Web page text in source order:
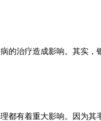
的治疗造成影响。其实，
都有着重大影响。因为其